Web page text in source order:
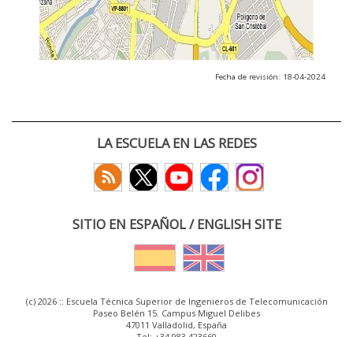
Fecha de revisión: 18-04-2024
LA ESCUELA EN LAS REDES
SITIO EN ESPAÑOL / ENGLISH SITE
(c) 2026 :: Escuela Técnica Superior de Ingenieros de Telecomunicación
Paseo Belén 15. Campus Miguel Delibes
47011 Valladolid, España